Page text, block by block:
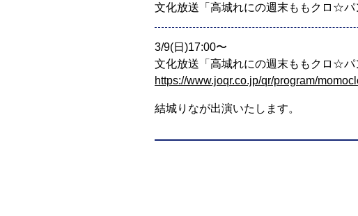
文化放送「高城れにの週末ももクロ☆パ
3/9(日)17:00〜
文化放送「高城れにの週末ももクロ☆パ
https://www.joqr.co.jp/qr/program/
結城りなが出演いたします。